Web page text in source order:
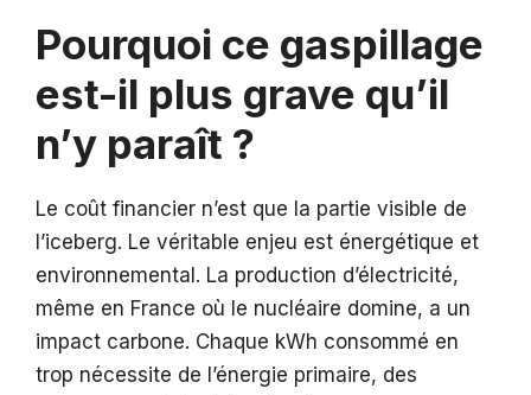
Pourquoi ce gaspillage
est-il plus grave qu’il
n’y paraît ?
Le coût financier n’est que la partie visible de
l’iceberg. Le véritable enjeu est énergétique et
environnemental. La production d’électricité,
même en France où le nucléaire domine, a un
impact carbone. Chaque kWh consommé en
trop nécessite de l’énergie primaire, des